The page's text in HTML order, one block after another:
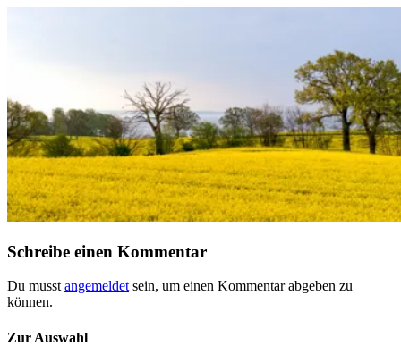
Schreibe einen Kommentar
Du musst angemeldet sein, um einen Kommentar abgeben zu
können.
Zur Auswahl